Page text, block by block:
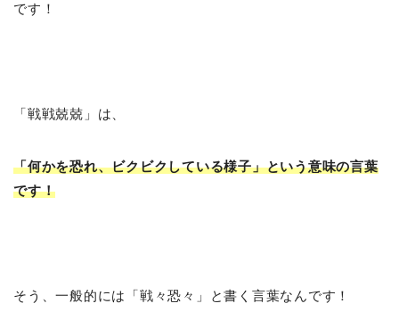
です！
「戦戦兢兢」は、
「何かを恐れ、ビクビクしている様子」という意味の言葉
です！
そう、一般的には「戦々恐々」と書く言葉なんです！